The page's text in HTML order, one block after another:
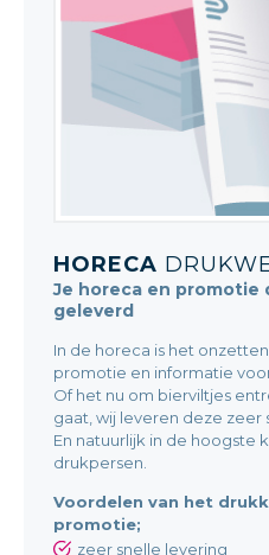
HORECA
Je horeca en promotie
geleverd
In de horeca is het
promotie en informatie
Of het nu om bierviltjes
gaat, wij leveren deze zeer
En natuurlijk in de hoogste
drukpersen.
Voordelen van het
promotie;
zeer snelle levering